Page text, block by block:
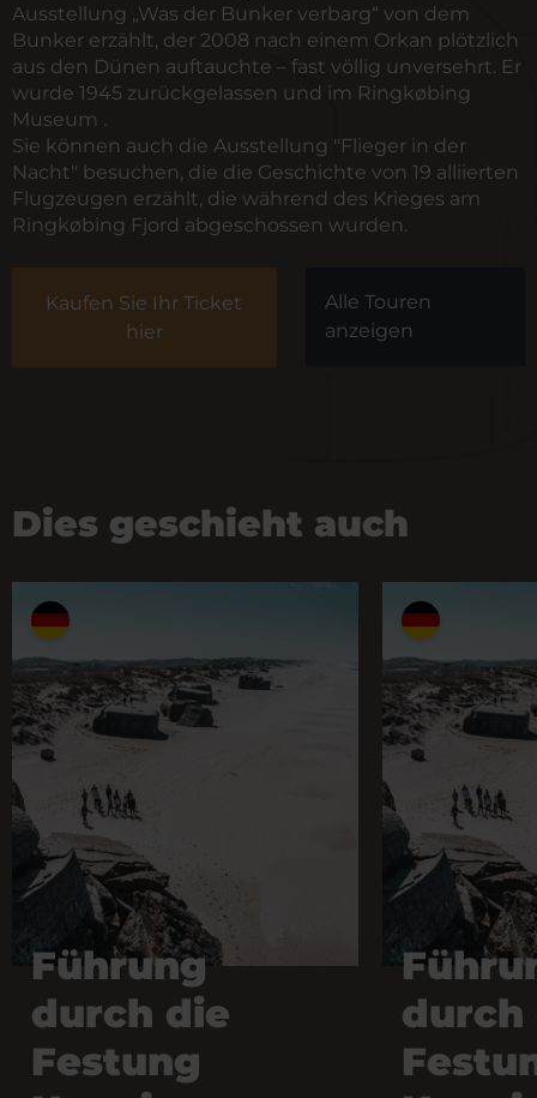
Ausstellung „Was der Bunker verbarg“ von dem
Bunker erzählt, der 2008 nach einem Orkan plötzlich
aus den Dünen auftauchte – fast völlig unversehrt. Er
wurde 1945 zurückgelassen und im Ringkøbing
Museum .
Sie können auch die Ausstellung "Flieger in der
Nacht" besuchen, die die Geschichte von 19 alliierten
Flugzeugen erzählt, die während des Krieges am
Ringkøbing Fjord abgeschossen wurden.
Kaufen Sie Ihr Ticket
hier
Alle Touren
anzeigen
Dies geschieht auch
Führung
durch die
Festung
durch